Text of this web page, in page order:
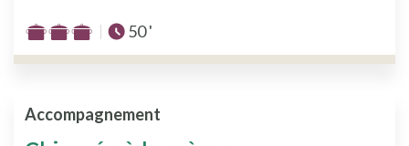
Difficulté
:
sur
Temps total :
50 '
Accompagnement